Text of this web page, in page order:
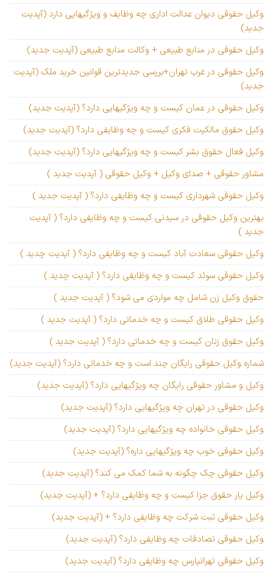
وکیل حقوقی دیوان عدالت اداری چه وظایف و ویژگیهایی دارد (آپدیت
جدید)
وکیل حقوقی در منابع طبیعی + وکالت منابع طبیعی (آپدیت جدید)
وکیل حقوقی در غرب تهران+بررسی جدیدترین قوانین خرید ملک (آپدیت
جدید)
وکیل حقوقی در عمان کیست و چه ویژگیهایی دارد؟ (آپدیت جدید)
وکیل حقوق مالکیت فکری کیست و چه وظایفی دارد؟ (آپدیت جدید)
وکیل فعال حقوق بشر کیست و چه ویژگیهایی دارد؟ (آپدیت جدید)
مشاور حقوقی + صدای وکیل + وکیل حقوقی ( آپدیت جدید )
وکیل حقوقی شهرداری کیست و چه وظایفی دارد؟ ( آپدیت جدید )
بهترین وکیل حقوقی در سیدنی کیست و چه وظایفی دارد؟ ( آپدیت
جدید )
وکیل حقوقی سعادت آباد کیست و چه وظایفی دارد؟ ( آپدیت چدید )
وکیل حقوقی سوئد کیست و چه وظایفی دارد؟ ( آپدیت چدید )
حقوق وکیل زن شامل چه مواردی می شود؟ ( آپدیت جدید )
وکیل حقوقی طلاق کیست و چه خدماتی دارد؟ ( آپدیت جدید )
وکیل حقوق زنان کیست و چه خدماتی دارد؟ ( آپدیت جدید )
شماره وکیل حقوقی رایگان چند است و چه خدماتی دارد؟ (آپدیت جدید)
وکیل و مشاور حقوقی رایگان چه ویژگیهایی دارد؟ (آپدیت جدید)
وکیل حقوقی در تهران چه ویژگیهایی دارد؟ (آپدیت جدید)
وکیل حقوقی خانواده چه ویژگیهایی دارد؟ (آپدیت جدید)
وکیل حقوقی خوب چه ویژگیهایی داره؟ (آپدیت جدید)
وکیل حقوقی چک چگونه به شما کمک می کند؟ (آپدیت جدید)
وکیل یار حقوق جزا کیست و چه وظایفی دارد؟ + (آپدیت جدید)
وکیل حقوقی ثبت شرکت چه وظایفی دارد؟ + (آپدیت جدید)
وکیل حقوقی تصادفات چه وظایفی دارد؟ (آپدیت جدید)
وکیل حقوقی تهرانپارس چه وظایفی دارد؟ (آپدیت جدید)